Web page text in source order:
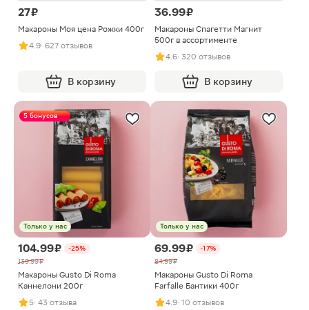
27 ₽
Макароны Моя цена Рожки 400г
4.9· 627 отзывов
В корзину
36.99 ₽
Макароны Спагетти Магнит
500г в ассортименте
4.6· 320 отзывов
В корзину
5 бонусов
Только у нас
104.99 ₽
-25%
139.99 ₽
Макароны Gusto Di Roma
Каннелони 200г
5· 43 отзыва
Только у нас
69.99 ₽
-17%
84.99 ₽
Макароны Gusto Di Roma
Farfalle Бантики 400г
4.9· 10 отзывов